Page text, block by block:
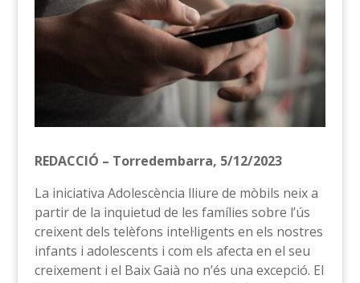
REDACCIÓ – Torredembarra, 5/12/2023
La iniciativa Adolescència lliure de mòbils neix a
partir de la inquietud de les famílies sobre l’ús
creixent dels telèfons intel·ligents en els nostres
infants i adolescents i com els afecta en el seu
creixement i el Baix Gaià no n’és una excepció. El